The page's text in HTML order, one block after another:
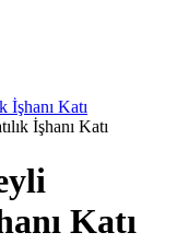
İşhanı Katı
İşhanı Katı
Katı